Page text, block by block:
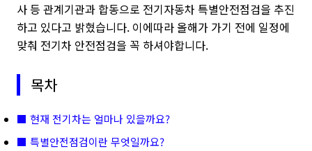
사 등 관계기관과 합동으로 전기자동차 특별안전점검을 추진
하고 있다고 밝혔습니다. 이에따라 올해가 가기 전에 일정에
맞춰 전기차 안전점검을 꼭 하셔야합니다.
목차
■ 현재 전기차는 얼마나 있을까요?
■ 특별안전점검이란 무엇일까요?